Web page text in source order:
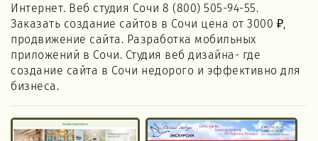
Интернет. Веб студия Сочи 8 (800) 505-94-55.
Заказать создание сайтов в Сочи цена от 3000 ₽,
продвижение сайта. Разработка мобильных
приложений в Сочи. Студия веб дизайна- где
создание сайта в Сочи недорого и эффективно для
бизнеса.